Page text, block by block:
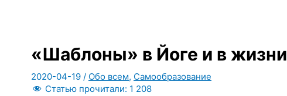
«Шаблоны» в Йоге и в жизни
2020-04-19 / Обо всем, Самообразование
Статью прочитали: 1 208